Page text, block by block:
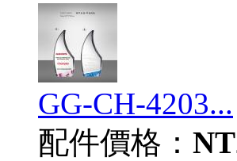
GG-CH-4203...
配件價格：